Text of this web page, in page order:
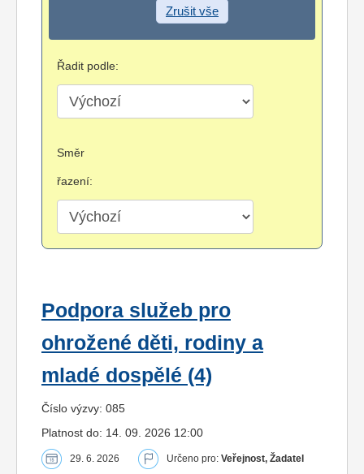
Zrušit vše
Řadit podle:
Směr
řazení:
Podpora služeb pro
ohrožené děti, rodiny a
mladé dospělé (4)
Číslo výzvy: 085
Platnost do: 14. 09. 2026 12:00
29. 6. 2026 Určeno pro: Veřejnost, Žadatel